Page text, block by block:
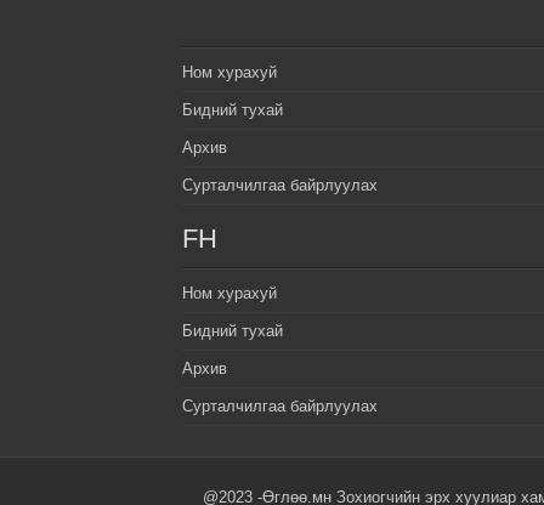
Ном хурахуй
Бидний тухай
Архив
Сурталчилгаа байрлуулах
FH
Ном хурахуй
Бидний тухай
Архив
Сурталчилгаа байрлуулах
@2023 -Өглөө.мн Зохиогчийн эрх хуулиар